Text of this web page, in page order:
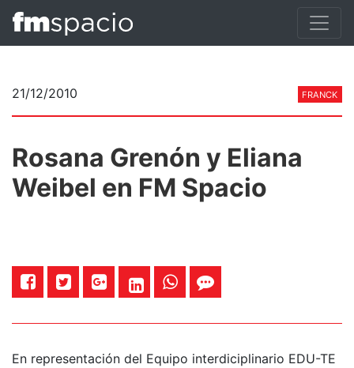
21/12/2010 FRANCK
Rosana Grenón y Eliana
Weibel en FM Spacio
En representación del Equipo interdiciplinario EDU-TE